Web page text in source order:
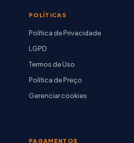
POLÍTICAS
Política de Privacidade
LGPD
Termos de Uso
Política de Preço
Gerenciar cookies
PAGAMENTOS